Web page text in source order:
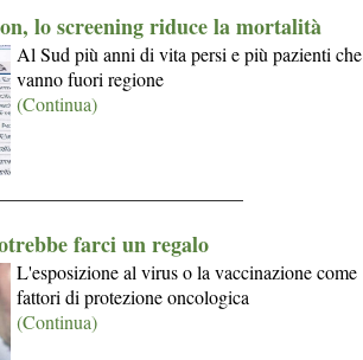
lo screening riduce la mortalità
Al Sud più anni di vita persi e più pazienti che
vanno fuori regione
(Continua)
farci un regalo
L'esposizione al virus o la vaccinazione come
fattori di protezione oncologica
(Continua)